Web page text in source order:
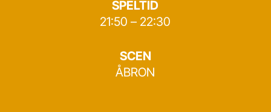
SPELTID
21:50 – 22:30
SCEN
ÅBRON